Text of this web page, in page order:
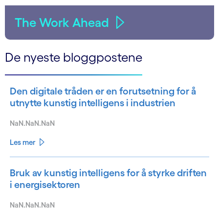
The Work Ahead
De nyeste bloggpostene
Den digitale tråden er en forutsetning for å
utnytte kunstig intelligens i industrien
NaN.NaN.NaN
Les mer
Bruk av kunstig intelligens for å styrke driften
i energisektoren
NaN.NaN.NaN